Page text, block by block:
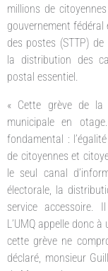
millions de
gouvernement
des postes (STTP)
la distribution des
postal essentiel.
« Cette grève de
municipale en
fondamental :
de citoyennes et
le seul canal
électorale, la
service accessoire.
L’UMQ appelle donc
cette grève ne
déclaré, monsieur